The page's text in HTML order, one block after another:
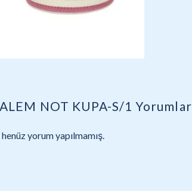
NOT KUPA-S/1 Yorumlar
yorum yapılmamış.